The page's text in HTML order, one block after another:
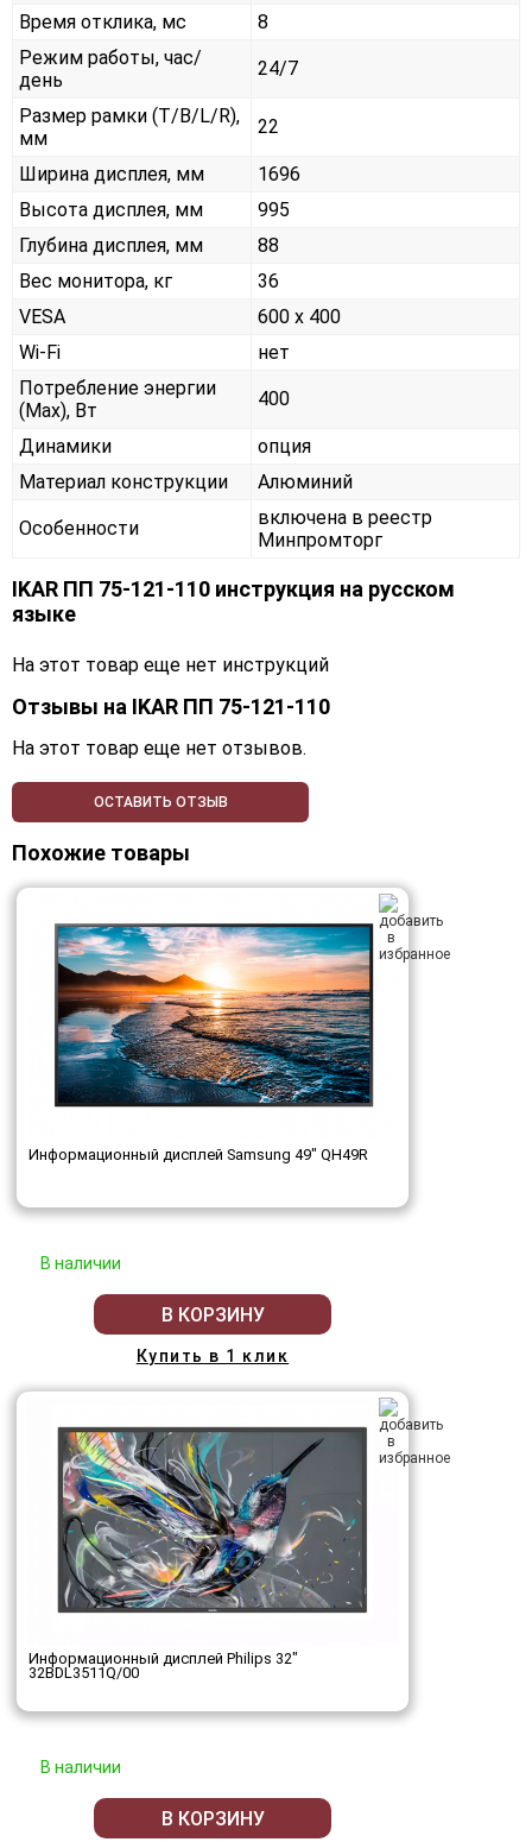
Время отклика, мс
8
Режим работы, час/
день
24/7
Размер рамки (T/B/L/R),
мм
22
Ширина дисплея, мм
1696
Высота дисплея, мм
995
Глубина дисплея, мм
88
Вес монитора, кг
36
VESA
600 x 400
Wi-Fi
нет
Потребление энергии
(Max), Вт
400
Динамики
опция
Материал конструкции
Алюминий
Особенности
включена в реестр
Минпромторг
IKAR ПП 75-121-110 инструкция на русском
языке
На этот товар еще нет инструкций
Отзывы на IKAR ПП 75-121-110
На этот товар еще нет отзывов.
ОСТАВИТЬ ОТЗЫВ
Похожие товары
Информационный дисплей Samsung 49" QH49R
В наличии
В КОРЗИНУ
Купить в 1 клик
Информационный дисплей Philips 32"
32BDL3511Q/00
В наличии
В КОРЗИНУ